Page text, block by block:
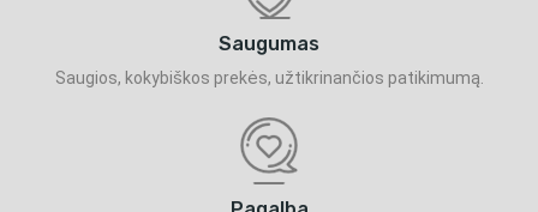
Saugumas
Saugios, kokybiškos prekės, užtikrinančios patikimumą.